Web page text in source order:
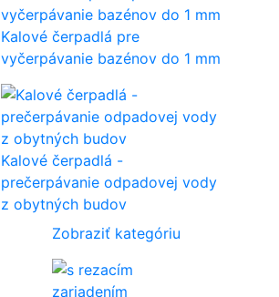
Kalové čerpadlá pre
vyčerpávanie bazénov do 1 mm
Kalové čerpadlá -
prečerpávanie odpadovej vody
z obytných budov
Zobraziť kategóriu